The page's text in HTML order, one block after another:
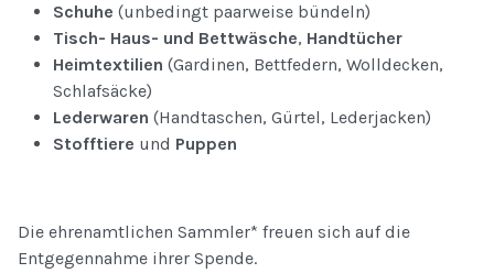
Schuhe (unbedingt paarweise bündeln)
Tisch- Haus- und Bettwäsche, Handtücher
Heimtextilien (Gardinen, Bettfedern, Wolldecken,
Schlafsäcke)
Lederwaren (Handtaschen, Gürtel, Lederjacken)
Stofftiere und Puppen
Die ehrenamtlichen Sammler* freuen sich auf die
Entgegennahme ihrer Spende.